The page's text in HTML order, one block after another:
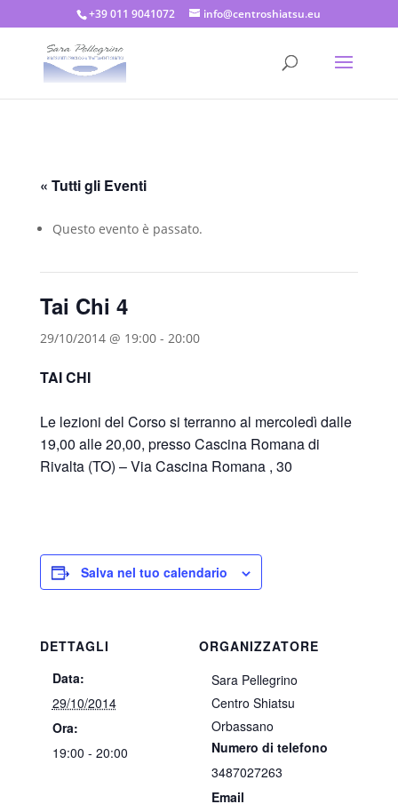
+39 011 9041072 info@centroshiatsu.eu
« Tutti gli Eventi
Questo evento è passato.
Tai Chi 4
29/10/2014 @ 19:00- 20:00
TAI CHI
Le lezioni del Corso si terranno al mercoledì dalle
19,00 alle 20,00, presso Cascina Romana di
Rivalta (TO) – Via Cascina Romana , 30
Salva nel tuo calendario
DETTAGLI
Data:
29/10/2014
Ora:
19:00 - 20:00
ORGANIZZATORE
Sara Pellegrino
Centro Shiatsu
Orbassano
Numero di telefono
3487027263
Email